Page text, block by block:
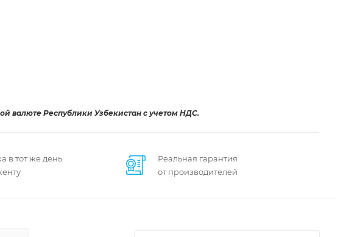
валюте Республики Узбекистан с учетом НДС.
в тот же день
Реальная гарантия
от производителей